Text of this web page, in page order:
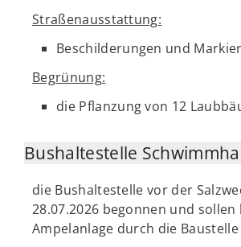
Straßenausstattung:
Beschilderungen und
Begrünung:
die Pflanzung von 12
Bushaltestelle
die Bushaltestelle vor der
28.07.2026 begonnen und
Ampelanlage durch die